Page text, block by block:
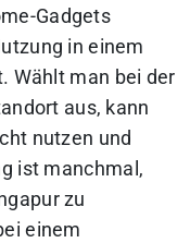
Gadgets
in einem
Wählt man bei der
aus, kann
nutzen und
ist manchmal,
zu
einem